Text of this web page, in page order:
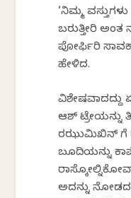
‘ನಿಮ್ಮ
ಬರುತ್ತೀರಿ ಅಂತ
ಪೋರ್ಫಿರಿ
ಹೇಳಿದ.
ವಿಶೇಷವಾದದ್ದು
ಆಶ್‍ ಟ್ರೇಯನ್ನು
ರಝುಮಿಖಿನ್‍ ಗೆ
ಬೂದಿಯನ್ನು
ಅದನ್ನು